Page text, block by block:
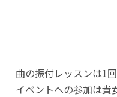
曲の振付レッスンは1
イベントへの参加は貴